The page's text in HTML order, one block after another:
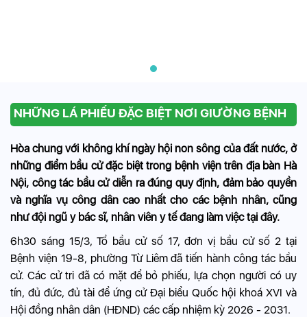
NHỮNG LÁ PHIẾU ĐẶC BIỆT NƠI GIƯỜNG BỆNH
Hòa chung với không khí ngày hội non sông của đất nước, ở
những điểm bầu cử đặc biệt trong bệnh viện trên địa bàn Hà
Nội, công tác bầu cử diễn ra đúng quy định, đảm bảo quyền
và nghĩa vụ công dân cao nhất cho các bệnh nhân, cũng
như đội ngũ y bác sĩ, nhân viên y tế đang làm việc tại đây.
6h30 sáng 15/3, Tổ bầu cử số 17, đơn vị bầu cử số 2 tại
Bệnh viện 19-8, phường Từ Liêm đã tiến hành công tác bầu
cử. Các cử tri đã có mặt để bỏ phiếu, lựa chọn người có uy
tín, đủ đức, đủ tài để ứng cử Đại biểu Quốc hội khoá XVI và
Hội đồng nhân dân (HĐND) các cấp nhiệm kỳ 2026 - 2031.